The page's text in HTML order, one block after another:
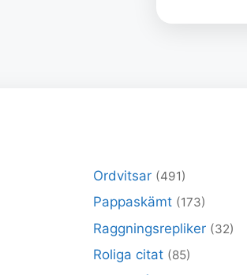
Ordvitsar (491)
Pappaskämt (173)
Raggningsrepliker (32)
Roliga citat (85)